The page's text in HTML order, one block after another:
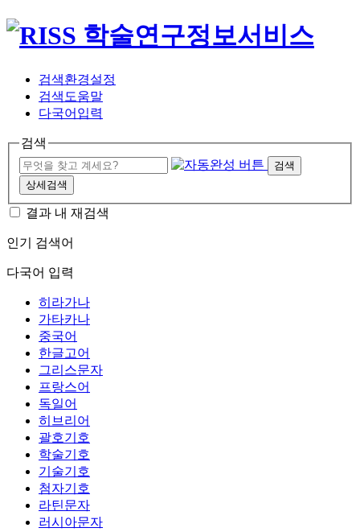
검색환경설정
검색도움말
다국어입력
검색
검색
상세검색
결과 내 재검색
인기 검색어
다국어 입력
히라가나
가타카나
중국어
한글고어
그리스문자
프랑스어
독일어
히브리어
괄호기호
학술기호
기술기호
첨자기호
라틴문자
러시아문자